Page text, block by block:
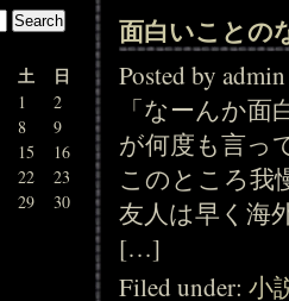
土 日
1
2
8
9
15
16
22
23
29
30
面白いことの
Posted by
「なーんか
が何度も言っ
このところ我
友人は早く海
[…]
Filed under:小